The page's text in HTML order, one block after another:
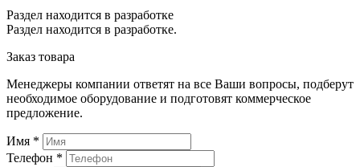
Раздел находится в разработке
Раздел находится в разработке.
Заказ товара
Менеджеры компании ответят на все Ваши вопросы, подберут
необходимое оборудование и подготовят коммерческое
предложение.
Имя *
Телефон *